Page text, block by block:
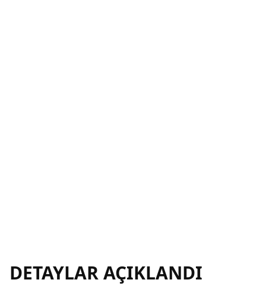
DETAYLAR AÇIKLANDI